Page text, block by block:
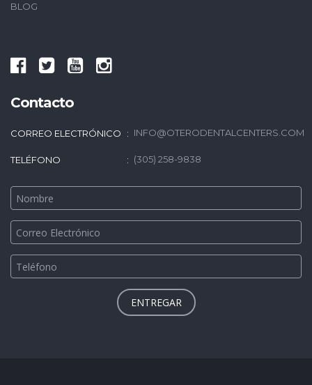
BLOG
Contacto
CORREO ELECTRÓNICO INFO@OTERODENTALCENTERS.COM
TELÉFONO (305) 258-9838
ENTREGAR